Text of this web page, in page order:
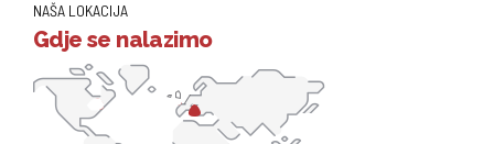
NAŠA LOKACIJA
Gdje se nalazimo